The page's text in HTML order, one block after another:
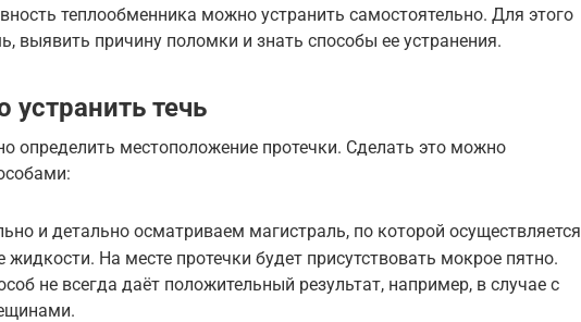
теплообменника можно устранить самостоятельно. Для этого
выявить причину поломки и знать способы ее устранения.
устранить течь
определить местоположение протечки. Сделать это можно
и детально осматриваем магистраль, по которой осуществляется
жидкости. На месте протечки будет присутствовать мокрое пятно.
не всегда даёт положительный результат, например, в случае с